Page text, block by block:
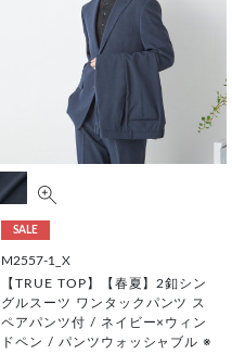
SALE
M2557-1_X
【TRUE TOP】【春夏】2釦シン
グルスーツ ワンタックパンツ ス
ペアパンツ付 / ネイビー×ウィン
ドペン / パンツウォッシャブル ※